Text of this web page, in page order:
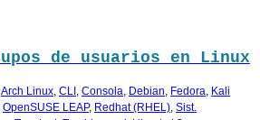
de usuarios en Linux
Arch Linux, CLI , Consola, Debian, Fedora, Kali
OpenSUSE LEAP, Redhat (RHEL), Sist.